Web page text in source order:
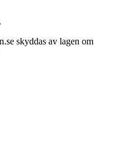
skyddas av lagen om